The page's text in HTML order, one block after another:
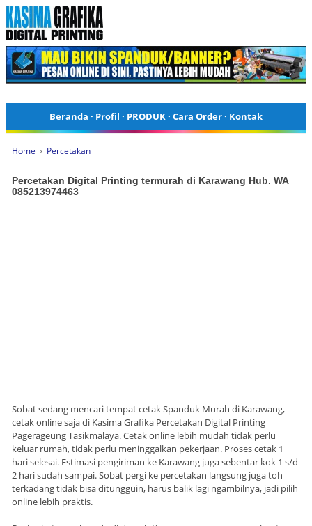
Beranda · Profil · PRODUK· Cara Order· Kontak
Home › Percetakan
Percetakan Digital Printing termurah di Karawang Hub. WA
085213974463
Sobat sedang mencari tempat cetak Spanduk Murah di Karawang,
cetak online saja di Kasima Grafika Percetakan Digital Printing
Pagerageung Tasikmalaya. Cetak online lebih mudah tidak perlu
keluar rumah, tidak perlu meninggalkan pekerjaan. Proses cetak 1
hari selesai. Estimasi pengiriman ke Karawang juga sebentar kok 1 s/d
2 hari sudah sampai. Sobat pergi ke percetakan langsung juga toh
terkadang tidak bisa ditungguin, harus balik lagi ngambilnya, jadi pilih
online lebih praktis.